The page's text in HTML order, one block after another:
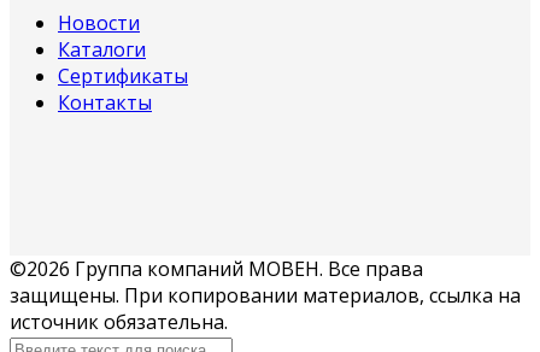
Новости
Каталоги
Сертификаты
Контакты
©2026 Группа компаний МОВЕН. Все права
защищены. При копировании материалов, ссылка на
источник обязательна.